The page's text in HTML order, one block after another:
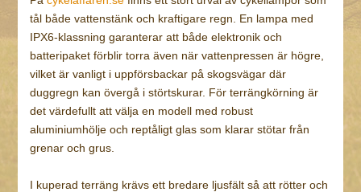
tål både vattenstänk och kraftigare regn. En lampa med
IPX6-klassning garanterar att både elektronik och
batteripaket förblir torra även när vattenpressen är högre,
vilket är vanligt i uppförsbackar på skogsvägar där
duggregn kan övergå i störtskurar. För terrängkörning är
det värdefullt att välja en modell med robust
aluminiumhölje och reptåligt glas som klarar stötar från
grenar och grus.
I kuperad terräng krävs ett bredare ljusfält så att rötter och